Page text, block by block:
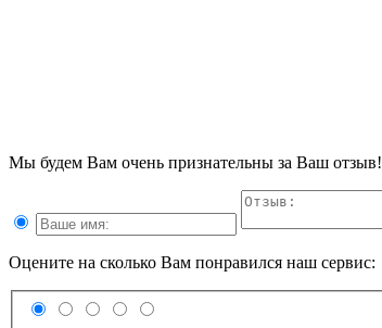
Мы будем Вам очень признательны за Ваш отзыв!
Оцените на сколько Вам понравился наш сервис: